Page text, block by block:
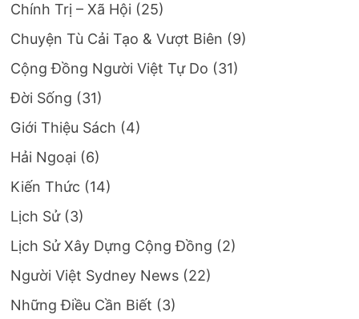
Chính Trị – Xã Hội (25)
Chuyện Tù Cải Tạo & Vượt Biên (9)
Cộng Đồng Người Việt Tự Do (31)
Đời Sống (31)
Giới Thiệu Sách (4)
Hải Ngoại (6)
Kiến Thức (14)
Lịch Sử(3)
Lịch Sử Xây Dựng Cộng Đồng (2)
Người Việt Sydney News (22)
Những Điều Cần Biết (3)